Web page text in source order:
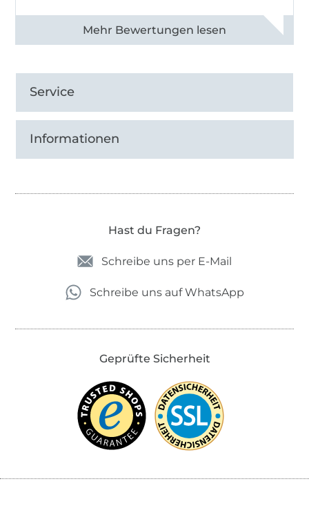
Alle 82990 Bewertungen ansehen
Service
Informationen
Hast du Fragen?
Schreibe uns per E-Mail
Schreibe uns auf WhatsApp
Geprüfte Sicherheit